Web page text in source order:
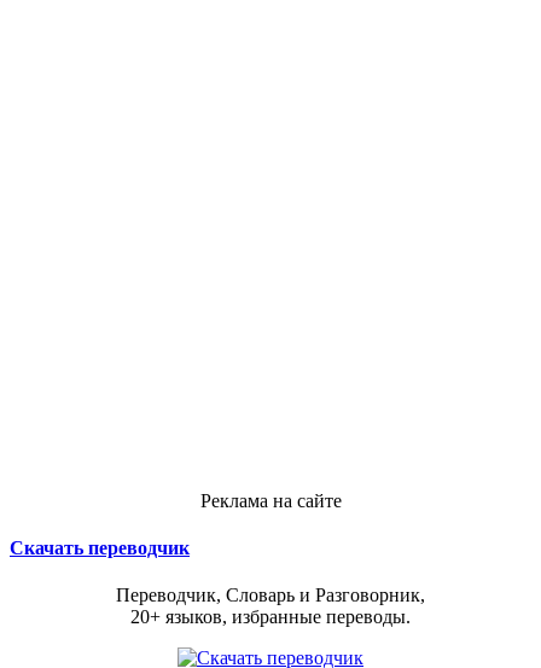
Реклама на сайте
Скачать переводчик
Переводчик, Словарь и Разговорник,
20+ языков, избранные переводы.